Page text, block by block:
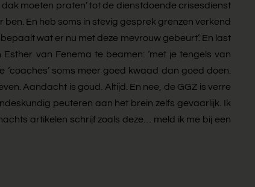
moeten praten’ tot de dienstdoende crisesdienst
En heb soms in stevig gesprek grenzen verkend
wat er nu met deze mevrouw gebeurt’. En last
van Fenema te beamen: ‘met je tengels van
soms meer goed kwaad dan goed doen.
Aandacht is goud. Altijd. En nee, de GGZ is verre
peuteren aan het brein zelfs gevaarlijk. Ik
artikelen schrijf zoals deze… meld ik me bij een